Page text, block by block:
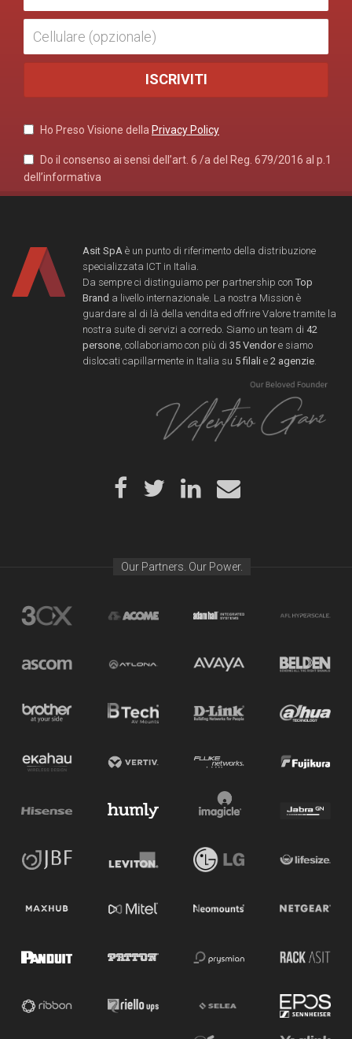
Ho Preso Visione della Privacy Policy
Do il consenso ai sensi dell’art. 6 /a del Reg. 679/2016 al p.1
dell’informativa
Asit SpA è un punto di riferimento della distribuzione
specializzata ICT in Italia.
Da sempre ci distinguiamo per partnership con Top
Brand a livello internazionale. La nostra Mission è
guardare al di là della vendita ed offrire Valore tramite la
nostra suite di servizi a corredo. Siamo un team di 42
persone , collaboriamo con più di 35 Vendore siamo
dislocati capillarmente in Italia su 5 filali e 2 agenzie